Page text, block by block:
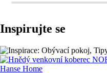
Inspirujte se
Hanse Home